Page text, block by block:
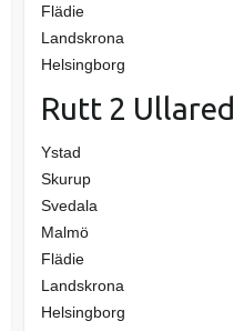
Flädie
Landskrona
Helsingborg
Rutt 2 Ullared
Ystad
Skurup
Svedala
Malmö
Flädie
Landskrona
Helsingborg